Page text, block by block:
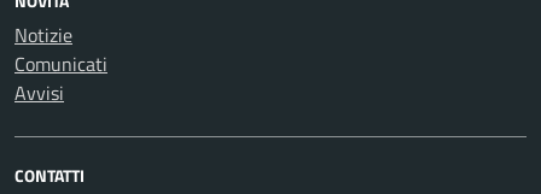
Notizie
Comunicati
Avvisi
CONTATTI